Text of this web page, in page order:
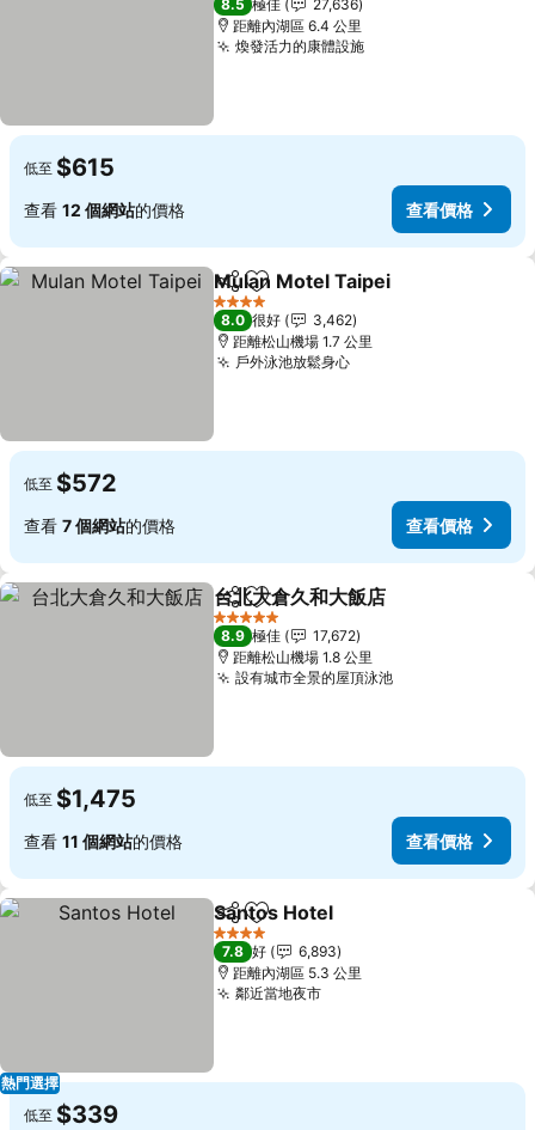
8.5 極佳
27,636
距離內湖區 6.4 公里
煥發活力的康體設施查看價格
低至 $615
查看 12 個網站的價格 查看價格
分享 放到收藏夾
Mulan Motel Taipei
4 星級
8.0 很好
3,462
距離松山機場 1.7 公里
戶外泳池放鬆身心查看價格
低至 $572
查看 7 個網站的價格 查看價格
分享 放到收藏夾
台北大倉久和大飯店
5 星級
8.9 極佳
17,672
距離松山機場 1.8 公里
設有城市全景的屋頂泳池查看價格
低至 $1,475
查看 11 個網站的價格 查看價格
熱門選擇
分享 放到收藏夾
Santos Hotel
4 星級
7.8 好
6,893
距離內湖區 5.3 公里
鄰近當地夜市查看價格
低至 $339